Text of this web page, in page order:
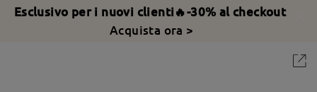
Esclusivo per i nuovi clienti🔥-30% al checkout
Acquista ora >